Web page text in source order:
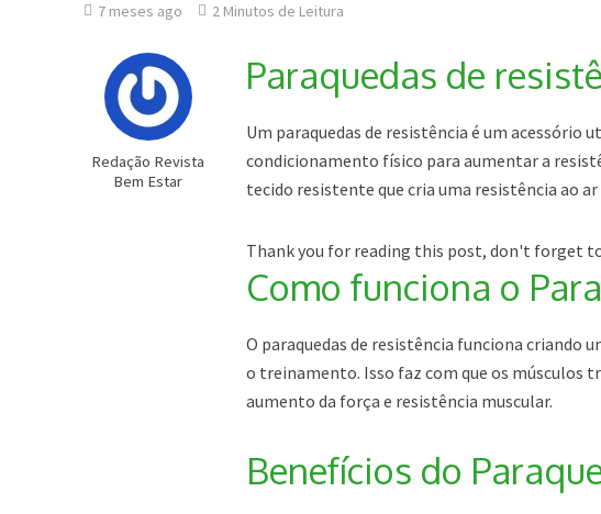
7 meses ago 2 Minutos de Leitura
Redação Revista
Bem Estar
Paraquedas de
Um paraquedas de resistência é um
condicionamento físico para aumentar a
tecido resistente que cria uma resistência ao
Thank you for reading this post, don't forget
Como funciona o
O paraquedas de resistência funciona criando
o treinamento. Isso faz com que os músculos
aumento da força e resistência muscular.
Benefícios do